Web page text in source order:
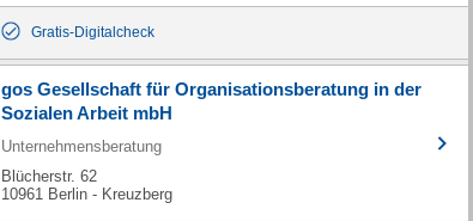
Gratis-Digitalcheck
gos Gesellschaft für Organisationsberatung in der
Sozialen Arbeit mbH
Unternehmensberatung
Blücherstr. 62
10961 Berlin - Kreuzberg